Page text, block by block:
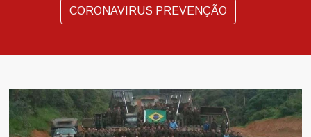
CORONAVIRUS PREVENÇÃO